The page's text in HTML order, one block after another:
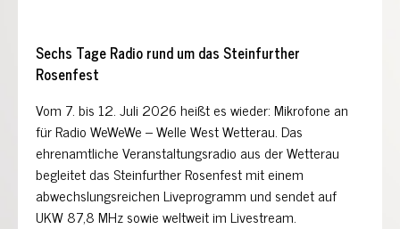
Sechs Tage Radio rund um das Steinfurther
Rosenfest
Vom 7. bis 12. Juli 2026 heißt es wieder: Mikrofone an
für Radio WeWeWe – Welle West Wetterau. Das
ehrenamtliche Veranstaltungsradio aus der Wetterau
begleitet das Steinfurther Rosenfest mit einem
abwechslungsreichen Liveprogramm und sendet auf
UKW 87,8 MHz sowie weltweit im Livestream.